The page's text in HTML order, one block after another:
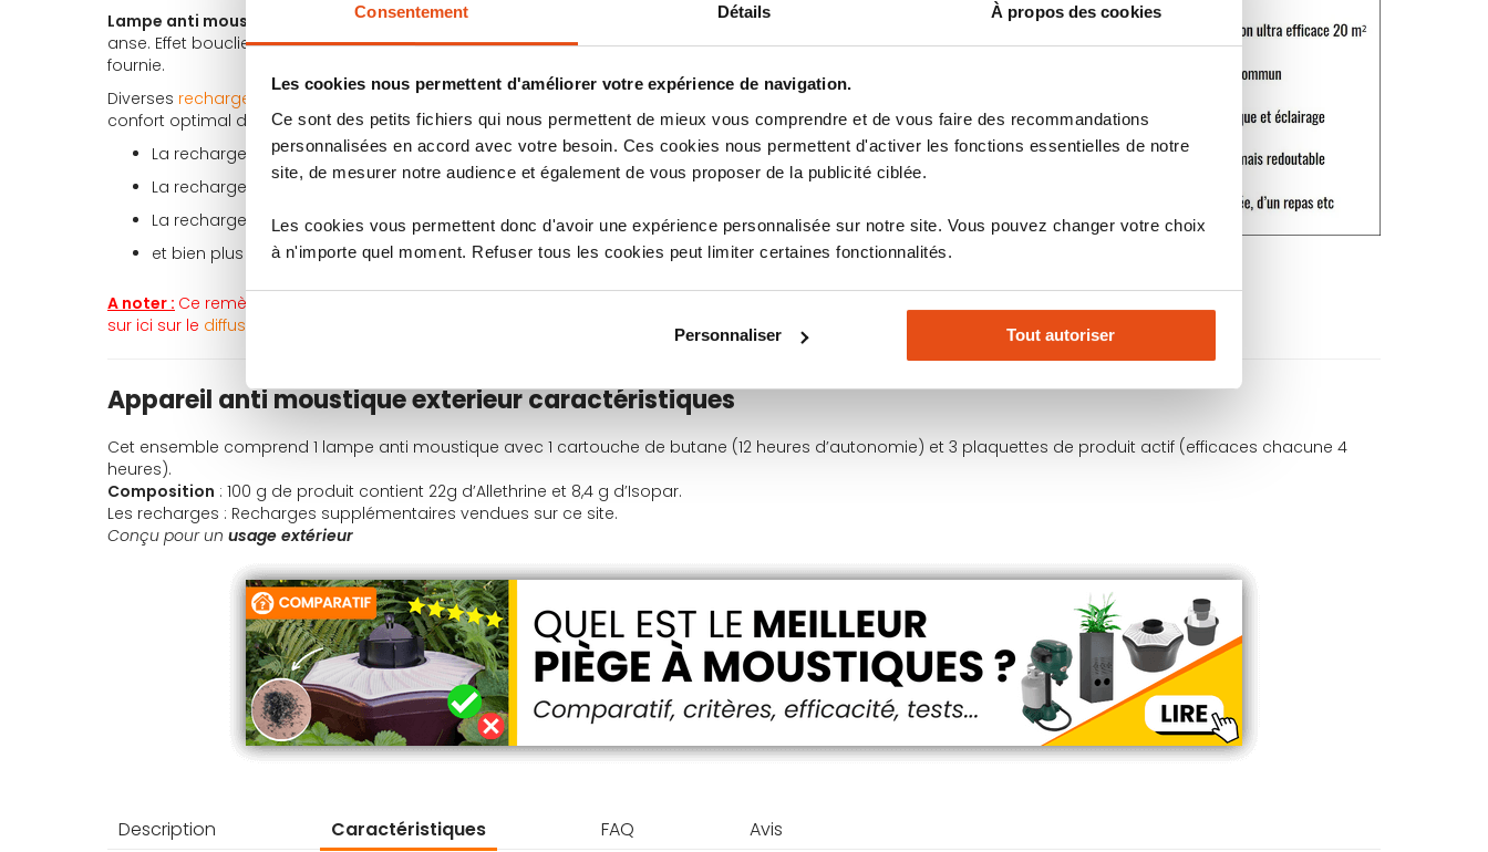
Consentement Détails À propos des cookies
Les cookies nous permettent d'améliorer votre expérience de navigation.
Ce sont des petits fichiers qui nous permettent de mieux vous comprendre et de vous faire des recommandations
personnalisées en accord avec votre besoin. Ces cookies nous permettent d'activer les fonctions essentielles de notre
site, de mesurer notre audience et également de vous proposer de la publicité ciblée.
Les cookies vous permettent donc d'avoir une expérience personnalisée sur notre site. Vous pouvez changer votre choix
à n'importe quel moment. Refuser tous les cookies peut limiter certaines fonctionnalités.
Personnaliser Tout autoriser
Lampe anti moustique exterieur très pratique
, qui se transporte facilement grâce à sa
anse. Effet bouclier qui a fait ses preuves. Environ 12 heures d’efficacité avec la recharge
fournie.
Diverses recharge anti moustique
sont disponibles à la vente afin de vous assurer un
confort optimal dans la durée :
La recharge repulsif moustique12 heuresThermacell
La recharge repulsif moustique
Thermacell
La recharge repulsif moustique120 heuresThermacell
et bien plus encore dans la catégorie de nos produitsThermacell
A noter : Ce remède anti moustique existe en version sans lampe. À découvrir en cliquant
sur ici sur le diffuseur anti moustique thermacell
Appareil anti moustique exterieur caractéristiques
Cet ensemble comprend 1 lampe anti moustique avec 1 cartouche de butane (12 heures d’autonomie) et 3 plaquettes de produit actif (efficaces chacune 4
heures).
Composition : 100 g de produit contient 22g d’Allethrine et 8,4 g d’Isopar.
Les recharges : Recharges supplémentaires vendues sur ce site.
Conçu pour un usage extérieur
Description Caractéristiques FAQ Avis